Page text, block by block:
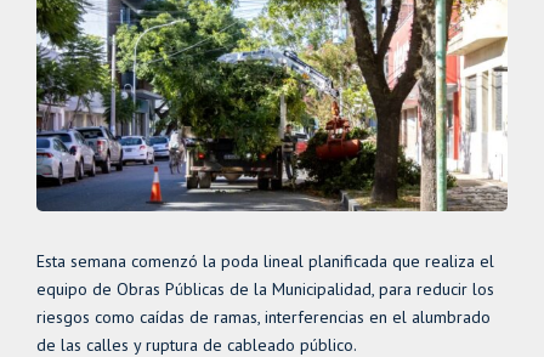
Esta semana comenzó la poda lineal planificada que realiza el
equipo de Obras Públicas de la Municipalidad, para reducir los
riesgos como caídas de ramas, interferencias en el alumbrado
de las calles y ruptura de cableado público.